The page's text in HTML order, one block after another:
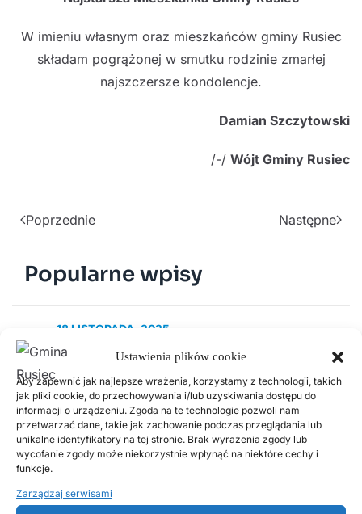
Ustawienia plików cookie
Aby zapewnić jak najlepsze wrażenia, korzystamy z technologii, takich
jak pliki cookie, do przechowywania i/lub uzyskiwania dostępu do
informacji o urządzeniu. Zgoda na te technologie pozwoli nam
przetwarzać dane, takie jak zachowanie podczas przeglądania lub
unikalne identyfikatory na tej stronie. Brak wyrażenia zgody lub
wycofanie zgody może niekorzystnie wpłynąć na niektóre cechy i
funkcje.
Zarządzaj serwisami
W imieniu własnym oraz mieszkańców gminy Rusiec
składam pogrążonej w smutku rodzinie zmarłej
najszczersze kondolencje.
Damian Szczytowski
/-/ Wójt Gminy Rusiec
Poprzednie Następne
Popularne wpisy
18 LISTOPADA, 2025
Harmonogram odbioru odpadów
komunalnych w 2026 roku
2 LUTEGO, 2026
PSZOK Rusiec – godziny otwarcia, lokalizacja i
zasady przyjmowania odpadów
14 LIPCA, 2020